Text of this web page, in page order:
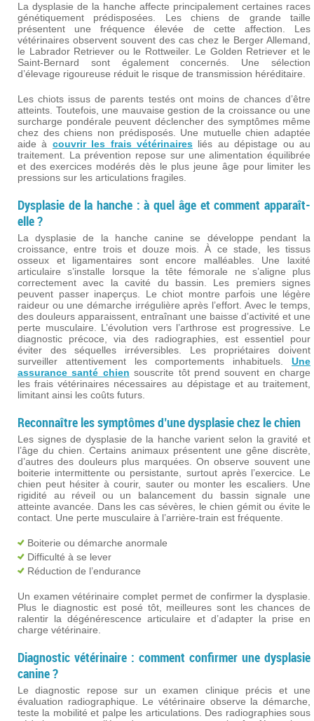
La dysplasie de la hanche affecte principalement certaines races
génétiquement prédisposées. Les chiens de grande taille
présentent une fréquence élevée de cette affection. Les
vétérinaires observent souvent des cas chez le Berger Allemand,
le Labrador Retriever ou le Rottweiler. Le Golden Retriever et le
Saint-Bernard sont également concernés. Une sélection
d’élevage rigoureuse réduit le risque de transmission héréditaire.
Les chiots issus de parents testés ont moins de chances d’être
atteints. Toutefois, une mauvaise gestion de la croissance ou une
surcharge pondérale peuvent déclencher des symptômes même
chez des chiens non prédisposés. Une mutuelle chien adaptée
aide à couvrir les frais vétérinaires liés au dépistage ou au
traitement. La prévention repose sur une alimentation équilibrée
et des exercices modérés dès le plus jeune âge pour limiter les
pressions sur les articulations fragiles.
Dysplasie de la hanche : à quel âge et comment apparaît-
elle ?
La dysplasie de la hanche canine se développe pendant la
croissance, entre trois et douze mois. À ce stade, les tissus
osseux et ligamentaires sont encore malléables. Une laxité
articulaire s’installe lorsque la tête fémorale ne s’aligne plus
correctement avec la cavité du bassin. Les premiers signes
peuvent passer inaperçus. Le chiot montre parfois une légère
raideur ou une démarche irrégulière après l’effort. Avec le temps,
des douleurs apparaissent, entraînant une baisse d’activité et une
perte musculaire. L’évolution vers l’arthrose est progressive. Le
diagnostic précoce, via des radiographies, est essentiel pour
éviter des séquelles irréversibles. Les propriétaires doivent
surveiller attentivement les comportements inhabituels. Une
assurance santé chien souscrite tôt prend souvent en charge
les frais vétérinaires nécessaires au dépistage et au traitement,
limitant ainsi les coûts futurs.
Reconnaître les symptômes d’une dysplasie chez le chien
Les signes de dysplasie de la hanche varient selon la gravité et
l’âge du chien. Certains animaux présentent une gêne discrète,
d’autres des douleurs plus marquées. On observe souvent une
boiterie intermittente ou persistante, surtout après l’exercice. Le
chien peut hésiter à courir, sauter ou monter les escaliers. Une
rigidité au réveil ou un balancement du bassin signale une
atteinte avancée. Dans les cas sévères, le chien gémit ou évite le
contact. Une perte musculaire à l’arrière-train est fréquente.
Boiterie ou démarche anormale
Difficulté à se lever
Réduction de l’endurance
Un examen vétérinaire complet permet de confirmer la dysplasie.
Plus le diagnostic est posé tôt, meilleures sont les chances de
ralentir la dégénérescence articulaire et d’adapter la prise en
charge vétérinaire.
Diagnostic vétérinaire : comment confirmer une dysplasie
canine ?
Le diagnostic repose sur un examen clinique précis et une
évaluation radiographique. Le vétérinaire observe la démarche,
teste la mobilité et palpe les articulations. Des radiographies sous